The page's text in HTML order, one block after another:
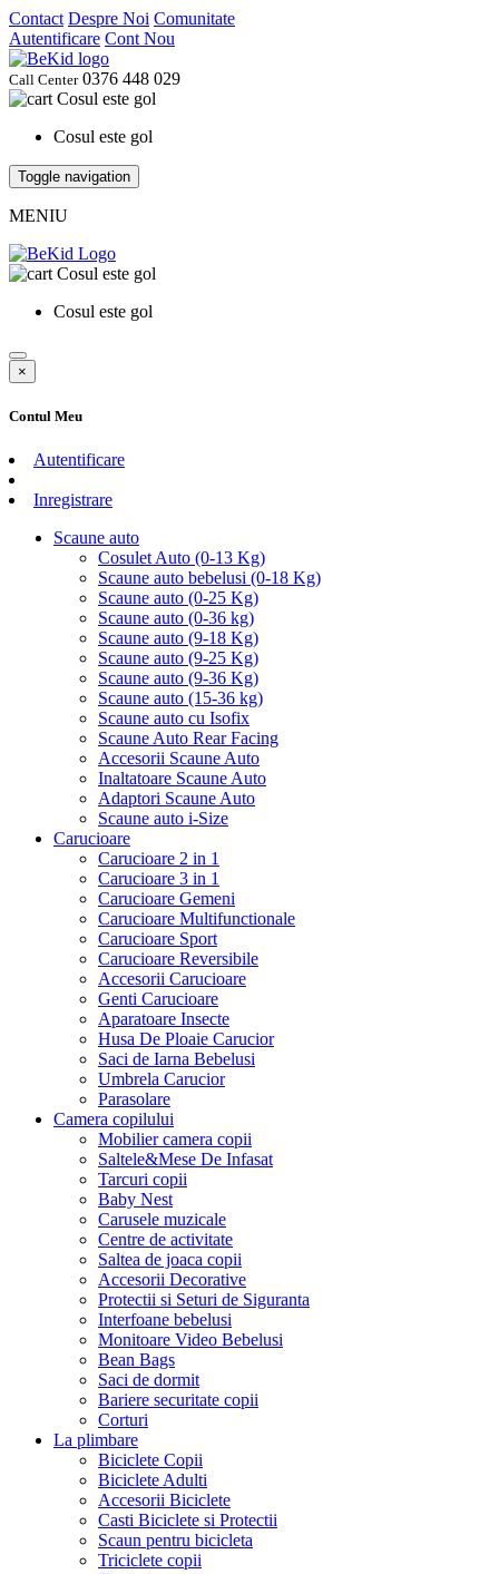
Contact Despre Noi Comunitate
Autentificare Cont Nou
Call Center0376 448 029
Cosul este gol
Cosul este gol
Toggle navigation
MENIU
Cosul este gol
Cosul este gol
×
Contul Meu
Autentificare
Inregistrare
Scaune auto
Cosulet Auto (0-13 Kg)
Scaune auto bebelusi (0-18 Kg)
Scaune auto (0-25 Kg)
Scaune auto (0-36 kg)
Scaune auto (9-18 Kg)
Scaune auto (9-25 Kg)
Scaune auto (9-36 Kg)
Scaune auto (15-36 kg)
Scaune auto cu Isofix
Scaune Auto Rear Facing
Accesorii Scaune Auto
Inaltatoare Scaune Auto
Adaptori Scaune Auto
Scaune auto i-Size
Carucioare
Carucioare 2 in 1
Carucioare 3 in 1
Carucioare Gemeni
Carucioare Multifunctionale
Carucioare Sport
Carucioare Reversibile
Accesorii Carucioare
Genti Carucioare
Aparatoare Insecte
Husa De Ploaie Carucior
Saci de Iarna Bebelusi
Umbrela Carucior
Parasolare
Camera copilului
Mobilier camera copii
Saltele&Mese De Infasat
Tarcuri copii
Baby Nest
Carusele muzicale
Centre de activitate
Saltea de joaca copii
Accesorii Decorative
Protectii si Seturi de Siguranta
Interfoane bebelusi
Monitoare Video Bebelusi
Bean Bags
Saci de dormit
Bariere securitate copii
Corturi
La plimbare
Biciclete Copii
Biciclete Adulti
Accesorii Biciclete
Casti Biciclete si Protectii
Scaun pentru bicicleta
Triciclete copii